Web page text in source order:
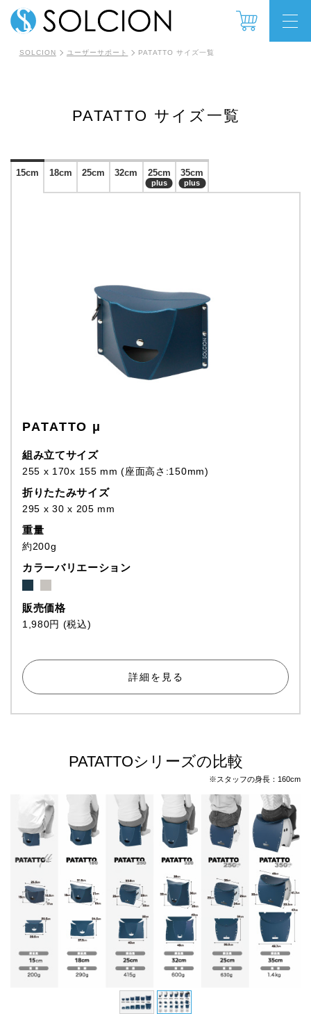
SOLCION ユーザーサポート PATATTO サイズ一覧
PATATTO サイズ一覧
15cm 18cm 25cm 32cm 25cm
plus
35cm
plus
PATATTO μ
組み立てサイズ
255 x 170x 155 mm (座面高さ:150mm)
折りたたみサイズ
295 x 30 x 205 mm
重量
約200g
カラーバリエーション
販売価格
1,980円 (税込)
詳細を見る
PATATTOシリーズの比較
※スタッフの身長：160cm